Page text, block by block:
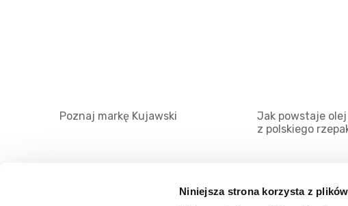
Niniejsza strona korzysta z
Poznaj markę Kujawski
Jak powstaje
z polskiego